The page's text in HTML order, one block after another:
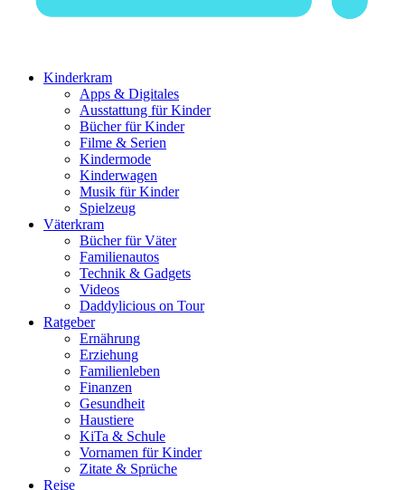
Kinderkram
Apps & Digitales
Ausstattung für Kinder
Bücher für Kinder
Filme & Serien
Kindermode
Kinderwagen
Musik für Kinder
Spielzeug
Väterkram
Bücher für Väter
Familienautos
Technik & Gadgets
Videos
Daddylicious on Tour
Ratgeber
Ernährung
Erziehung
Familienleben
Finanzen
Gesundheit
Haustiere
KiTa & Schule
Vornamen für Kinder
Zitate & Sprüche
Reise